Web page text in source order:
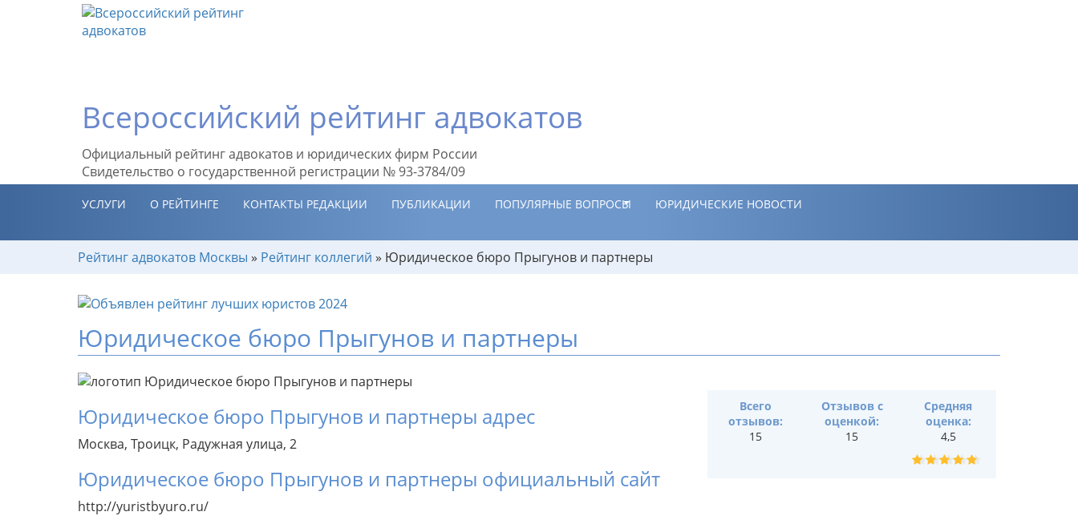
Всероссийский рейтинг адвокатов
Официальный рейтинг адвокатов и юридических фирм России
Свидетельство о государственной регистрации № 93-3784/09
УСЛУГИ О РЕЙТИНГЕ КОНТАКТЫ РЕДАКЦИИ ПУБЛИКАЦИИ ПОПУЛЯРНЫЕ ВОПРОСЫ ЮРИДИЧЕСКИЕ НОВОСТИ
Рейтинг адвокатов Москвы » Рейтинг коллегий » Юридическое бюро Прыгунов и партнеры
Юридическое бюро Прыгунов и партнеры
Юридическое бюро Прыгунов и партнеры адрес
Москва, Троицк, Радужная улица, 2
Юридическое бюро Прыгунов и партнеры официальный сайт
http://yuristbyuro.ru/
Всего
отзывов:
15
Отзывов с
оценкой:
15
Средняя
оценка:
4,5